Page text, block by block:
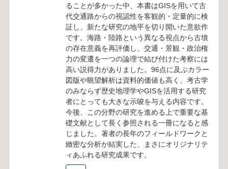
ることが多かった中、本書はGISを用いて古
代交通路からの視認性を客観的・定量的に検
証し、新たな研究の地平を切り開いた意欲作
です。海路・陸路という異なる視点から古墳
の存在意義を再評価し、交通・景観・政治権
力の変遷を一つの論理で結び付けた考察には
高い説得力がありました。96点に及ぶカラー
図版や眺望解析は資料的価値も高く、考古学
のみならず歴史地理学やGISを活用する研究
者にとっても大きな示唆を与える内容です。
今後、この分野の研究を進める上で重要な基
礎文献として長く参照される一冊になると感
じました。著者の長年のフィールドワークと
緻密な分析が結実した、まさにオリジナリテ
ィあふれる研究成果です。